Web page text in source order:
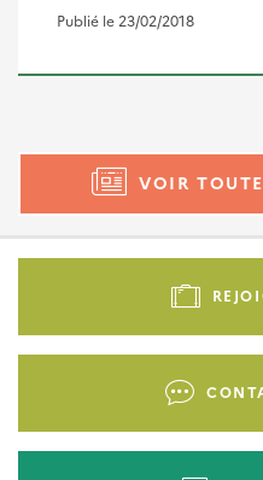
Publié le 23/02/2018
VOIR
Pied
-